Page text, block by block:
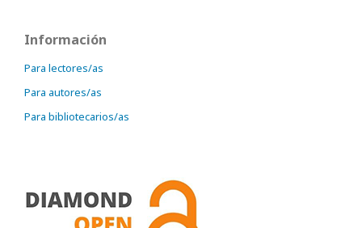
Información
Para lectores/as
Para autores/as
Para bibliotecarios/as